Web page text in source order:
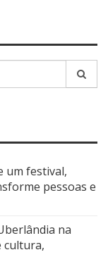
um festival,
pessoas e
na
cultura,